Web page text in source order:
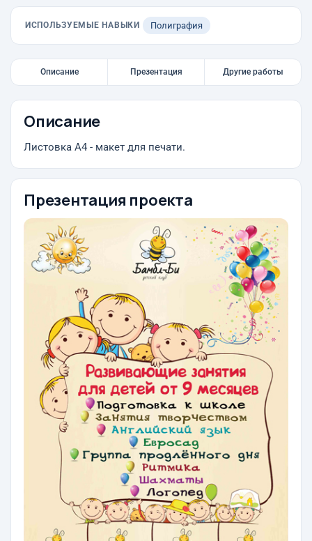
ИСПОЛЬЗУЕМЫЕ НАВЫКИ Полиграфия
Описание Презентация Другие работы
Описание
Листовка А4 - макет для печати.
Презентация проекта